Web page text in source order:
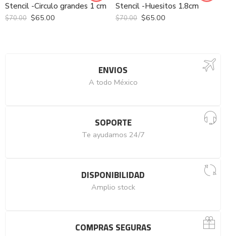
Stencil -Circulo grandes 1 cm
$70.00 $65.00
Stencil -Huesitos 1.8cm
$70.00 $65.00
ENVIOS
A todo México
SOPORTE
Te ayudamos 24/7
DISPONIBILIDAD
Amplio stock
COMPRAS SEGURAS